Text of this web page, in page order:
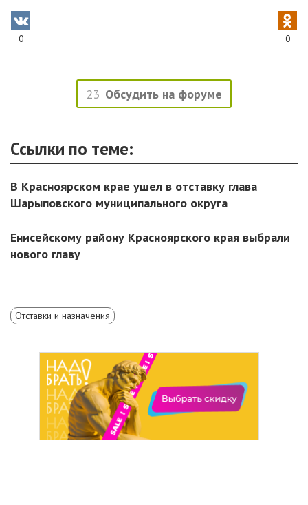
0 0
23 Обсудить на форуме
Ссылки по теме:
В Красноярском крае ушел в отставку глава
Шарыповского муниципального округа
Енисейскому району Красноярского края выбрали
нового главу
Отставки и назначения